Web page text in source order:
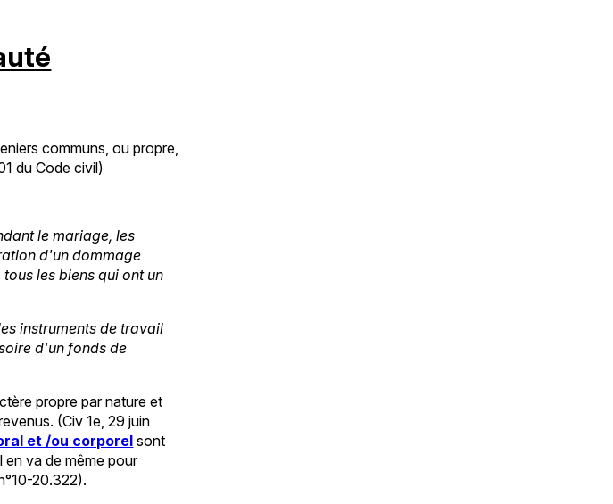
communs, ou propre,
du Code civil)
le mariage, les
d'un dommage
les biens qui ont un
instruments de travail
d'un fonds de
propre par nature et
(Civ 1e, 29 juin
et /ou corporel sont
en va de même pour
20.322).